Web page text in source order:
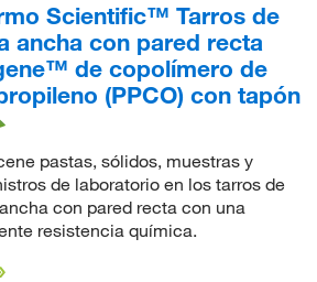
Scientific™ Tarros de
ancha con pared recta
de copolímero de
(PPCO) con tapón
pastas, sólidos, muestras y
de laboratorio en los tarros de
con pared recta con una
resistencia química.